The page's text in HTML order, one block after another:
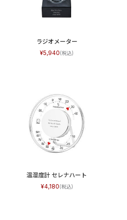
ラジオメーター
5,940
温湿度計 セレナハート
4,180